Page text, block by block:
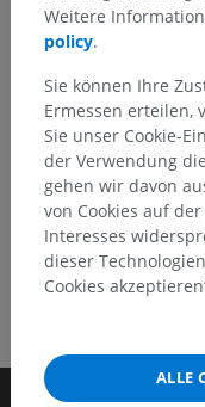
HOLE SIE SICH DIE APP
Weitere
policy.
Sie können Ihre
Ermessen erteilen,
Sie unser Cookie-
der Verwendung
gehen wir davon
von Cookies auf
Interesses
dieser
Cookies
ALLE